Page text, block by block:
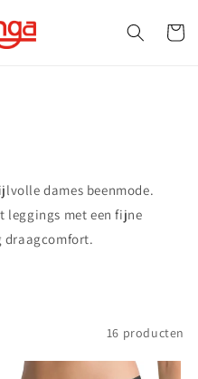
dames beenmode.
leggings met een fijne
draagcomfort.
16 producten